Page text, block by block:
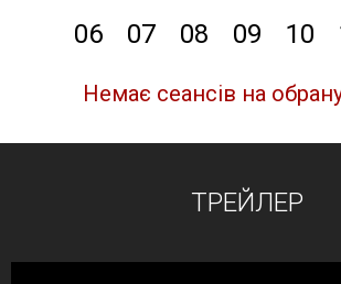
06
07 08 09 10
Немає сеансів на
ТРЕЙЛЕР